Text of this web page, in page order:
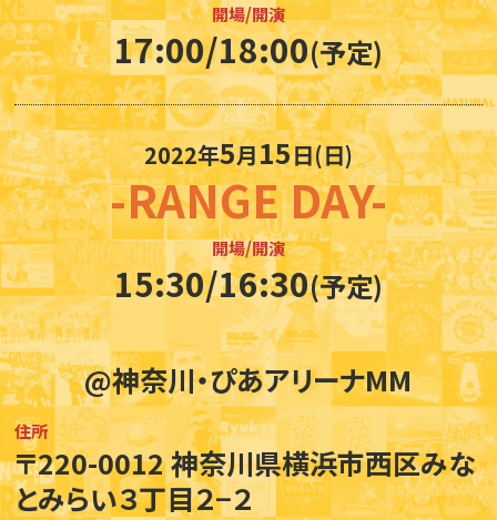
開場/開演
17:00/18:00(予定)
2022年5月15日(日)
-RANGE DAY-
開場/開演
15:30/16:30(予定)
@神奈川・ぴあアリーナMM
住所
〒220-0012 神奈川県横浜市西区みな
とみらい３丁目２−２